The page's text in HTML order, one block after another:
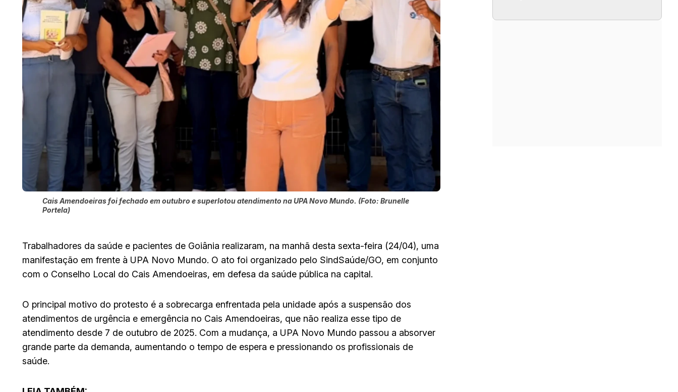
Cais Amendoeiras foi fechado em outubro e superlotou atendimento na UPA Novo Mundo. (Foto: Brunelle
Portela)
Trabalhadores da saúde e pacientes de Goiânia realizaram, na manhã desta sexta-feira (24/04), uma
manifestação em frente à UPA Novo Mundo. O ato foi organizado pelo SindSaúde/GO, em conjunto
com o Conselho Local do Cais Amendoeiras, em defesa da saúde pública na capital.
O principal motivo do protesto é a sobrecarga enfrentada pela unidade após a suspensão dos
atendimentos de urgência e emergência no Cais Amendoeiras, que não realiza esse tipo de
atendimento desde 7 de outubro de 2025. Com a mudança, a UPA Novo Mundo passou a absorver
grande parte da demanda, aumentando o tempo de espera e pressionando os profissionais de
saúde.